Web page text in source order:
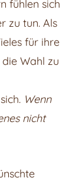
fühlen sich
zu tun. Als
für ihre
Wahl zu
Wenn
nicht